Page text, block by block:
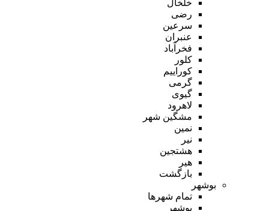
خلخال
رضی
سرعین
عنبران
فخرآباد
کلور
کوراییم
گرمی
گیوی
لاهرود
مشگین شهر
نمین
نیر
هشتجین
هیر
بازگشت
بوشهر
تمام شهر‌ها
بوشهر